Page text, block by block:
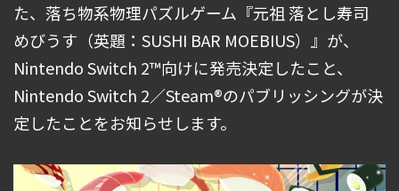
た、落ち物系物理パズルゲーム『元祖 落とし寿司
めびうす（英題：SUSHI BAR MOEBIUS）』が、
Nintendo Switch 2™向けに発売決定したこと、
Nintendo Switch 2／Steam®のパブリッシングが決
定したことをお知らせします。